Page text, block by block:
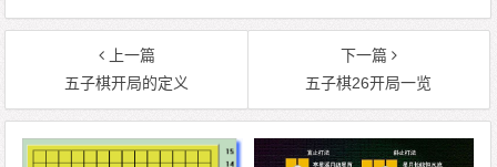
上一篇
五子棋开局的定义
下一篇
五子棋26开局一览